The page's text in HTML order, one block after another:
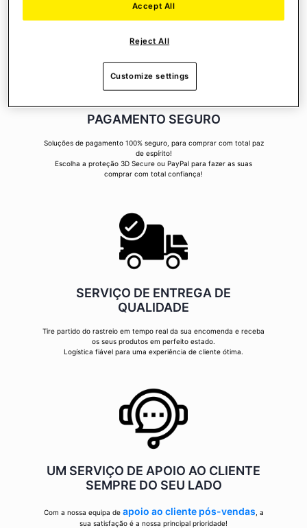
PAGAMENTO SEGURO
Soluções de pagamento 100% seguro, para comprar com total paz
de espírito!
Escolha a proteção 3D Secure ou PayPal para fazer as suas
comprar com total confiança!
SERVIÇO DE ENTREGA DE
QUALIDADE
Tire partido do rastreio em tempo real da sua encomenda e receba
os seus produtos em perfeito estado.
Logística fiável para uma experiência de cliente ótima.
UM SERVIÇO DE APOIO AO CLIENTE
SEMPRE DO SEU LADO
Com a nossa equipa de apoio ao cliente pós-vendas , a
sua satisfação é a nossa principal prioridade!
Reject All
Accept All
Customize settings